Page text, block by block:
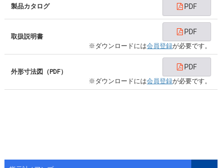
製品カタログ PDF
取扱説明書
PDF
※ダウンロードには会員登録が必要です。
外形寸法図（PDF）
PDF
※ダウンロードには会員登録が必要です。